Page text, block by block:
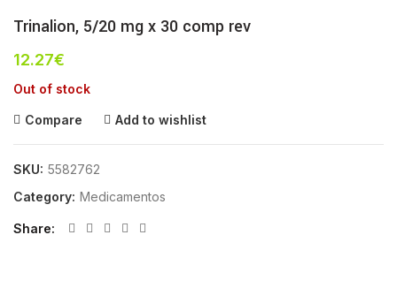
Trinalion, 5/20 mg x 30 comp rev
12.27€
Out of stock
Compare Add to wishlist
SKU: 5582762
Category: Medicamentos
Share